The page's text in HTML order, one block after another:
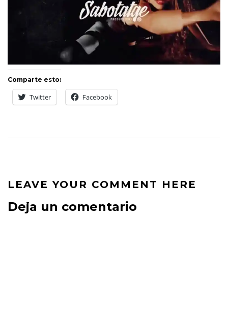
Comparte esto:
Twitter Facebook
LEAVE YOUR COMMENT HERE
Deja un comentario